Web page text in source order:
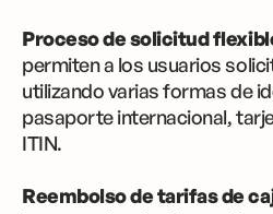
Proceso de solicitud
permiten a los usuarios
utilizando varias formas de
pasaporte internacional,
ITIN.
Reembolso de tarifas de